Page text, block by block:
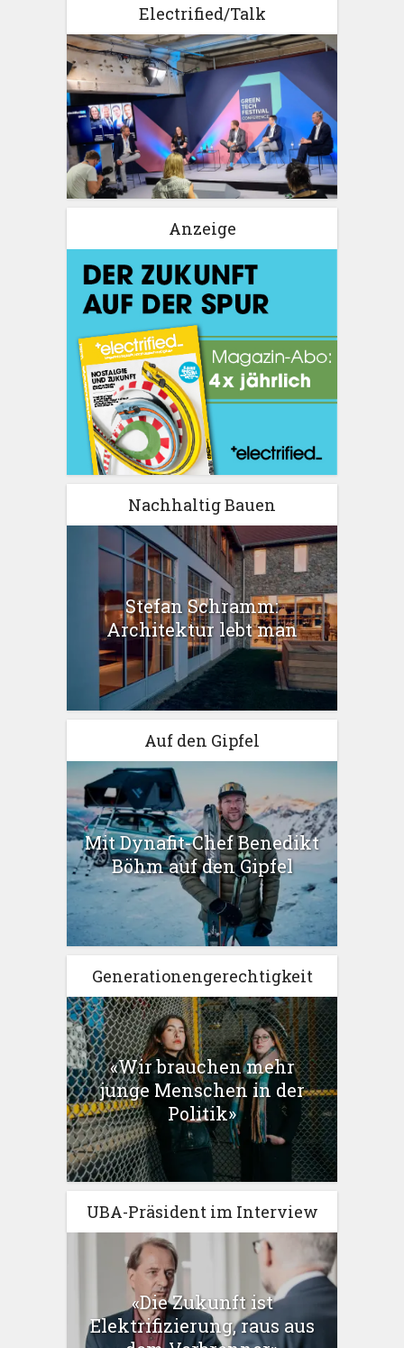
Electrified/Talk
Anzeige
Nachhaltig Bauen
Stefan Schramm:
Architektur lebt man
Auf den Gipfel
Mit Dynafit-Chef Benedikt
Böhm auf den Gipfel
Generationengerechtigkeit
«Wir brauchen mehr
junge Menschen in der
Politik»
UBA-Präsident im Interview
«Die Zukunft ist
Elektrifizierung, raus aus